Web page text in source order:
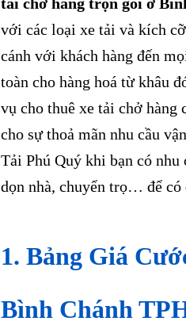
với các loại xe tải và kích
cánh với khách hàng đến
toàn cho hàng hoá từ khâu
vụ cho thuê xe tải chở hàng
cho sự thoả mãn nhu cầu
Tải Phú Quý khi bạn có nhu
dọn nhà, chuyển trọ… để có
1. Bảng Giá
Bình Chánh